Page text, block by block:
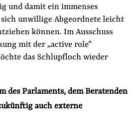
und damit ein immenses
unwillige Abgeordnete leicht
können. Im Ausschuss
mit der „active role“
das Schlupfloch wieder
des Parlaments, dem Beratenden
auch externe